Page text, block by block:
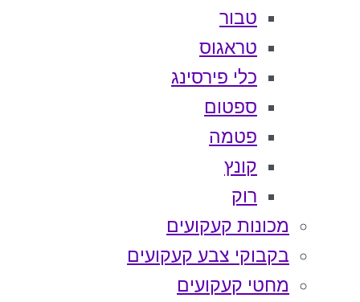
טבור
טראגוס
כלי פירסינג
ספטום
פטמה
קונץ
רוק
מכונות קעקועים
בקבוקי צבע קעקועים
מחטי קעקועים